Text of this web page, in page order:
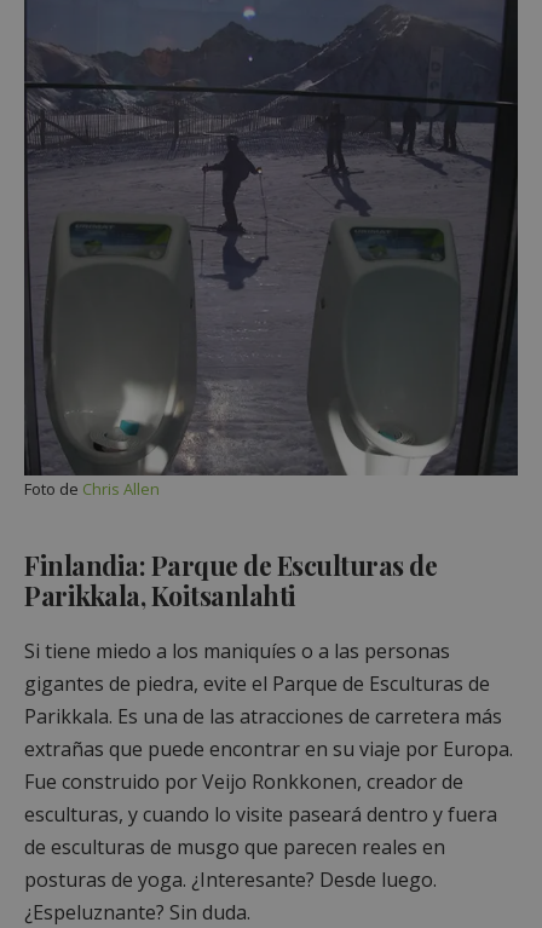
Foto de Chris Allen
Finlandia: Parque de Esculturas de
Parikkala, Koitsanlahti
Si tiene miedo a los maniquíes o a las personas
gigantes de piedra, evite el Parque de Esculturas de
Parikkala. Es una de las atracciones de carretera más
extrañas que puede encontrar en su viaje por Europa.
Fue construido por Veijo Ronkkonen, creador de
esculturas, y cuando lo visite paseará dentro y fuera
de esculturas de musgo que parecen reales en
posturas de yoga. ¿Interesante? Desde luego.
¿Espeluznante? Sin duda.